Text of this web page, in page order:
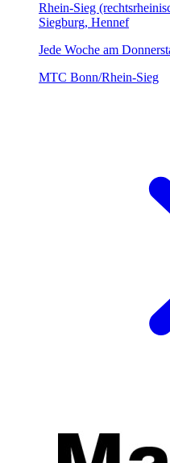
Rhein-Sieg
Siegburg, Hennef
Jede Woche am
MTC Bonn/Rhein-Sieg